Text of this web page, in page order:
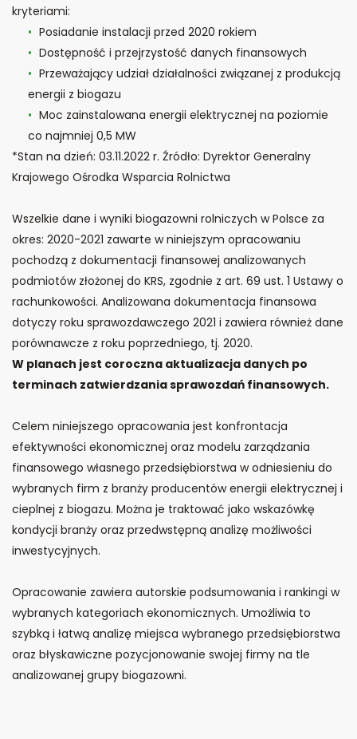
kryteriami:
Posiadanie instalacji przed 2020 rokiem
Dostępność i przejrzystość danych finansowych
Przeważający udział działalności związanej z produkcją
energii z biogazu
Moc zainstalowana energii elektrycznej na poziomie
co najmniej 0,5 MW
*Stan na dzień: 03.11.2022 r. Źródło: Dyrektor Generalny
Krajowego Ośrodka Wsparcia Rolnictwa
Wszelkie dane i wyniki biogazowni rolniczych w Polsce za
okres: 2020-2021 zawarte w niniejszym opracowaniu
pochodzą z dokumentacji finansowej analizowanych
podmiotów złożonej do KRS, zgodnie z art. 69 ust. 1 Ustawy o
rachunkowości. Analizowana dokumentacja finansowa
dotyczy roku sprawozdawczego 2021 i zawiera również dane
porównawcze z roku poprzedniego, tj. 2020.
W planach jest coroczna aktualizacja danych po
terminach zatwierdzania sprawozdań finansowych.
Celem niniejszego opracowania jest konfrontacja
efektywności ekonomicznej oraz modelu zarządzania
finansowego własnego przedsiębiorstwa w odniesieniu do
wybranych firm z branży producentów energii elektrycznej i
cieplnej z biogazu. Można je traktować jako wskazówkę
kondycji branży oraz przedwstępną analizę możliwości
inwestycyjnych.
Opracowanie zawiera autorskie podsumowania i rankingi w
wybranych kategoriach ekonomicznych. Umożliwia to
szybką i łatwą analizę miejsca wybranego przedsiębiorstwa
oraz błyskawiczne pozycjonowanie swojej firmy na tle
analizowanej grupy biogazowni.